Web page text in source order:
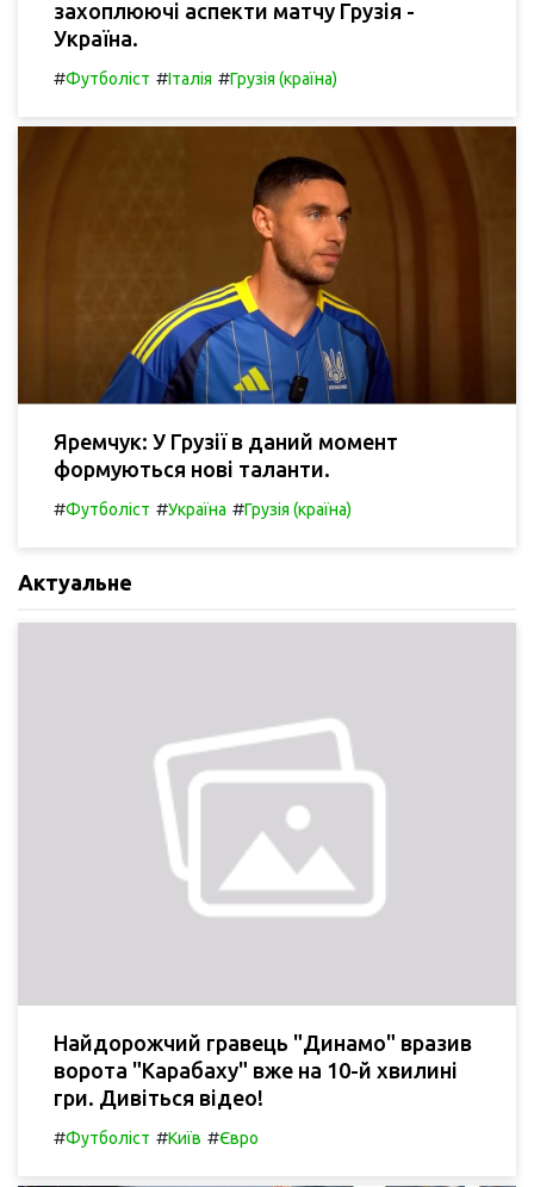
захоплюючі аспекти матчу Грузія -
Україна.
#Футболіст #Італія #Грузія (країна)
Яремчук: У Грузії в даний момент
формуються нові таланти.
#Футболіст #Україна #Грузія (країна)
Актуальне
Найдорожчий гравець "Динамо" вразив
ворота "Карабаху" вже на 10-й хвилині
гри. Дивіться відео!
#Футболіст #Київ #Євро